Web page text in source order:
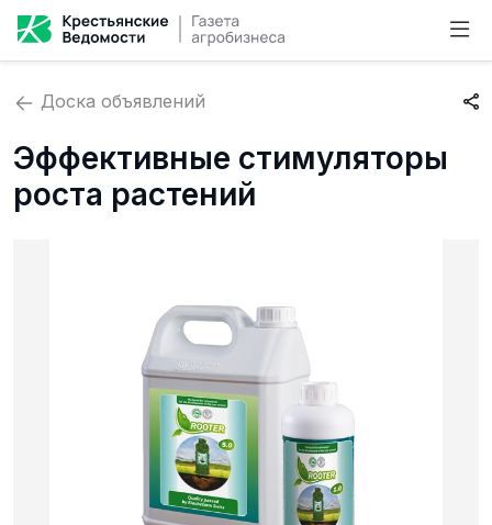
Доска объявлений
Эффективные стимуляторы
роста растений